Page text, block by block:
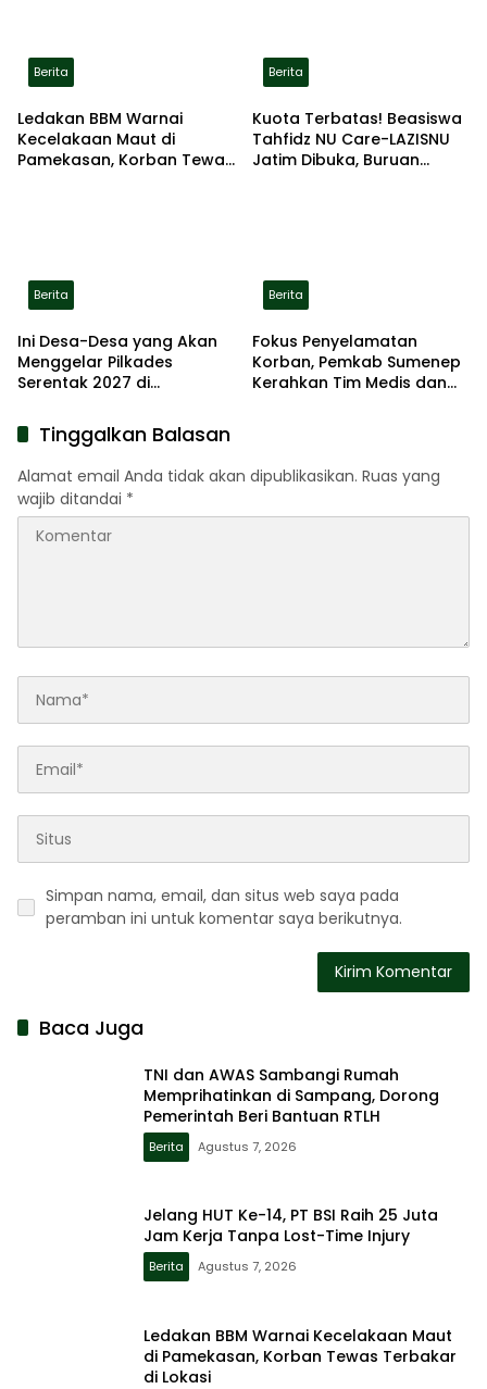
Berita
Ledakan BBM Warnai
Kecelakaan Maut di
Pamekasan, Korban Tewas
Berita
Kuota Terbatas! Beasiswa
Tahfidz NU Care-LAZISNU
Jatim Dibuka, Buruan
Berita
Ini Desa-Desa yang Akan
Menggelar Pilkades
Serentak 2027 di
Berita
Fokus Penyelamatan
Korban, Pemkab Sumenep
Kerahkan Tim Medis dan
Tinggalkan Balasan
Alamat email Anda tidak akan dipublikasikan. Ruas yang
wajib ditandai *
Simpan nama, email, dan situs web saya pada
peramban ini untuk komentar saya berikutnya.
Baca Juga
TNI dan AWAS Sambangi Rumah
Memprihatinkan di Sampang, Dorong
Pemerintah Beri Bantuan RTLH
Berita Agustus 7, 2026
Jelang HUT Ke-14, PT BSI Raih 25 Juta
Jam Kerja Tanpa Lost-Time Injury
Berita Agustus 7, 2026
Ledakan BBM Warnai Kecelakaan Maut
di Pamekasan, Korban Tewas Terbakar
di Lokasi